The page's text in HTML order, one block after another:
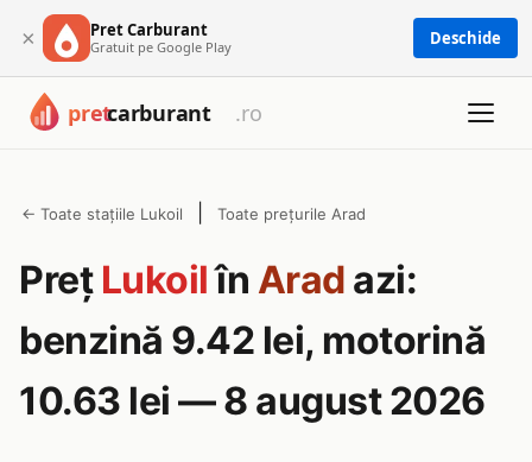
× Pret Carburant
Gratuit pe Google Play Deschide
← Toate stațiile Lukoil Toate prețurile Arad
Preț Lukoilîn Arad azi:
benzină 9.42 lei, motorină
10.63 lei — 8 august 2026